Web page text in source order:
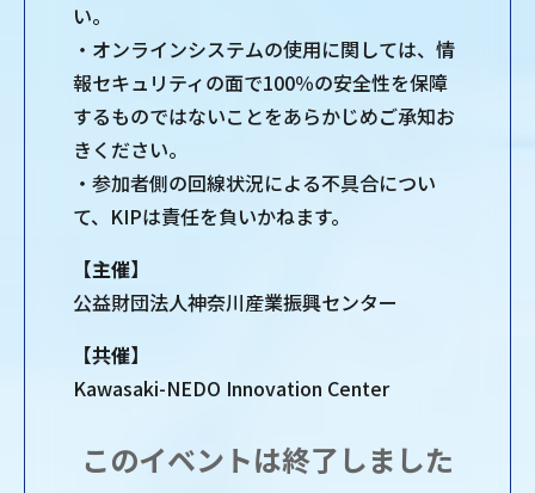
い。
・オンラインシステムの使用に関しては、情
報セキュリティの面で100％の安全性を保障
するものではないことをあらかじめご承知お
きください。
・参加者側の回線状況による不具合につい
て、KIPは責任を負いかねます。
【主催】
公益財団法人神奈川産業振興センター
【共催】
Kawasaki-NEDO Innovation Center
このイベントは終了しました